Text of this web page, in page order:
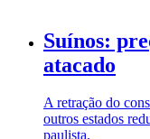
Suínos:
atacado
A retração do
outros estados
paulista.